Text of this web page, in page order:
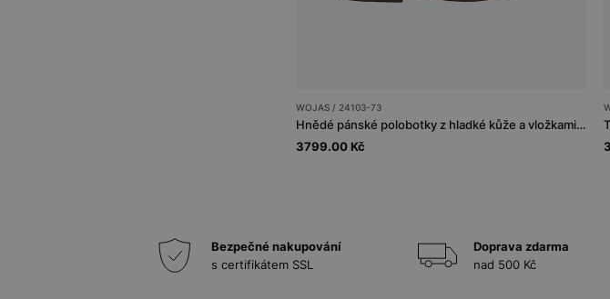
WOJAS / 24103-73
Hnědé pánské polobotky z hladké kůže a vložkami z nubuku
3799.00 Kč
Bezpečné nakupování
s certifikátem SSL
Doprava zdarma
nad 500 Kč